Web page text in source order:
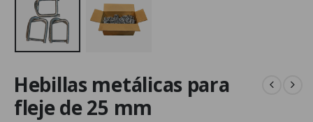
Hebillas metálicas para
fleje de 25 mm